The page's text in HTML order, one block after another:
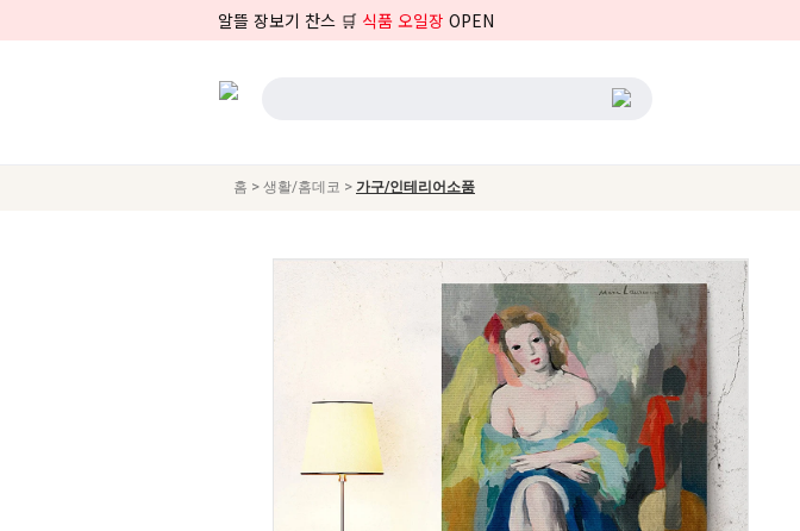
알뜰 장보기 찬스 🛒 식품 오일장 OPEN
홈 > 생활/홈데코 > 가구/인테리어소품